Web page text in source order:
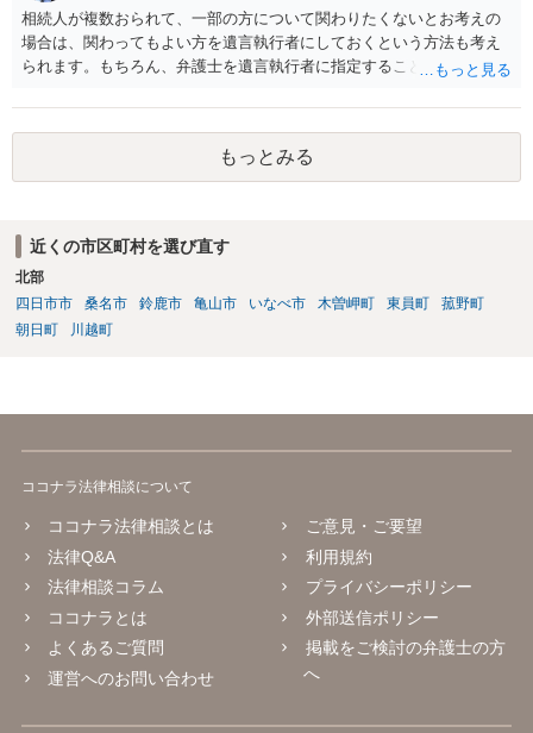
相続人が複数おられて、一部の方について関わりたくないとお考えの
場合は、関わってもよい方を遺言執行者にしておくという方法も考え
られます。もちろん、弁護士を遺言執行者に指定することもできます
方に再委任の権限を付与しておくという方法もあります。 一度、弁護
士に直接ご相談されることをお勧めいたします。
もっとみる
近くの市区町村を選び直す
北部
四日市市
桑名市 鈴鹿市 亀山市 いなべ市 木曽岬町 東員町
菰野町
朝日町
川越町
ココナラ法律相談について
ココナラ法律相談とは
法律Q&A
法律相談コラム
ココナラとは
よくあるご質問
運営へのお問い合わせ
ご意見・ご要望
利用規約
プライバシーポリシー
外部送信ポリシー
掲載をご検討の弁護士の方
へ